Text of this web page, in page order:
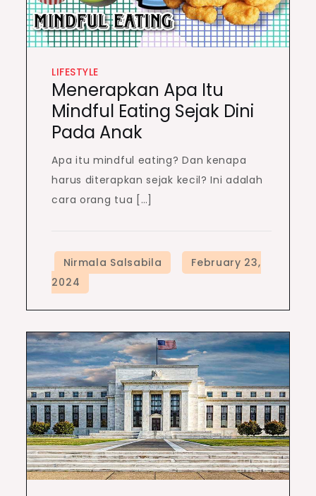
LIFESTYLE
Menerapkan Apa Itu
Mindful Eating Sejak Dini
Pada Anak
Apa itu mindful eating? Dan kenapa
harus diterapkan sejak kecil? Ini adalah
cara orang tua […]